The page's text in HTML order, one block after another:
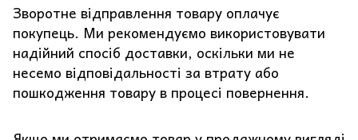
Зворотне відправлення товару оплачує
покупець. Ми рекомендуємо використовувати
надійний спосіб доставки, оскільки ми не
несемо відповідальності за втрату або
пошкодження товару в процесі повернення.